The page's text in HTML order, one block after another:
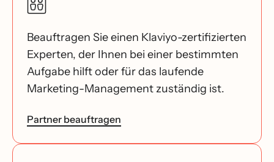
Beauftragen Sie einen Klaviyo-zertifizierten
Experten, der Ihnen bei einer bestimmten
Aufgabe hilft oder für das laufende
Marketing-Management zuständig ist.
Partner beauftragen